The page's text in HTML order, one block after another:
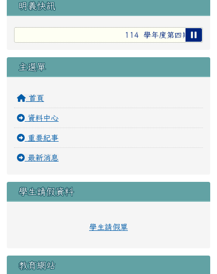
明義快訊
114 學年度第四期各處室行
主選單
首頁
資料中心
重要紀事
最新消息
學生請假資料
學生請假單
教育網站